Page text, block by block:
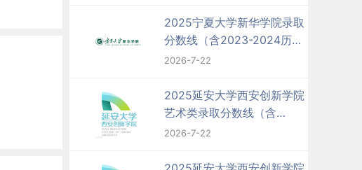
2025宁夏大学新华学院录取
分数线（含2023-2024历
年）
2026-7-22
2025延安大学西安创新学院
艺术类录取分数线（含
2023-2024历年）
2026-7-22